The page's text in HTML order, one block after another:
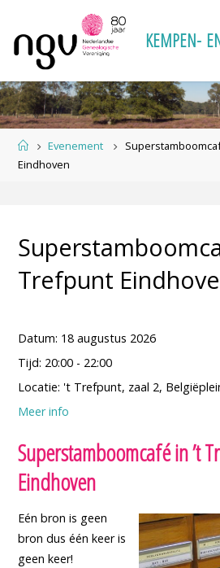
KEMPEN- E
HomeEvenement
Eindhoven
Trefpunt
Datum: 18 augustus 2026
Tijd: 20:00 - 22:00
Locatie: 't Trefpunt, zaal 2,
Meer info
Superstamboomcafé in ’t
Eindhoven
Eén bron is geen
bron dus één keer is
geen keer!